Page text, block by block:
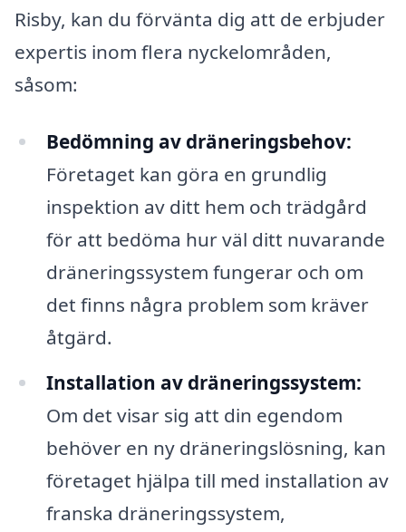
Risby, kan du förvänta dig att de erbjuder
expertis inom flera nyckelområden,
såsom:
Bedömning av dräneringsbehov:
Företaget kan göra en grundlig
inspektion av ditt hem och trädgård
för att bedöma hur väl ditt nuvarande
dräneringssystem fungerar och om
det finns några problem som kräver
åtgärd.
Installation av dräneringssystem:
Om det visar sig att din egendom
behöver en ny dräneringslösning, kan
företaget hjälpa till med installation av
franska dräneringssystem,